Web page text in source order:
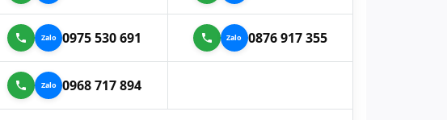
0975 530 691 0876 917 355
0968 717 894